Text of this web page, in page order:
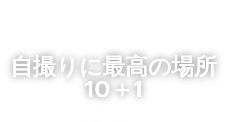
自撮りに最高の場所
10＋1